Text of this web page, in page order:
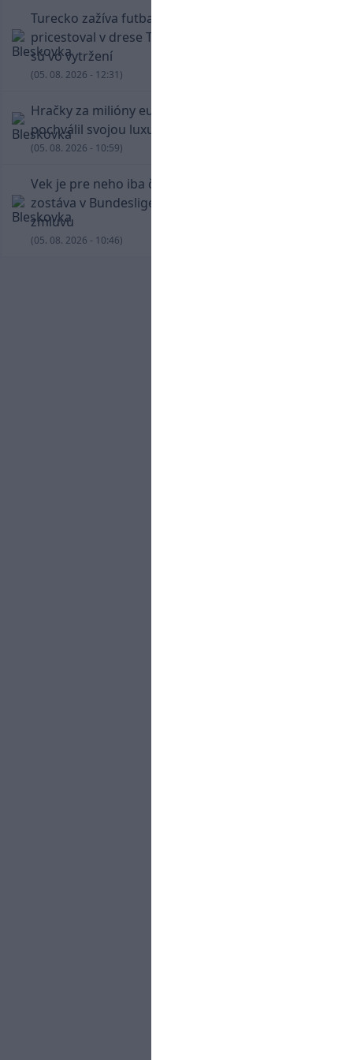
Turecko zažíva futbalové šialenstvo! Salah
pricestoval v drese Trabzonsporu, fanúšikovia
sú vo vytržení
(05. 08. 2026 - 12:31)
Hračky za milióny eur! Cristiano Ronaldo sa
pochválil svojou luxusnou zbierkou áut
(05. 08. 2026 - 10:59)
Vek je pre neho iba číslo! Štyridsaťročný Džeko
zostáva v Bundeslige, so Schalke predĺžil
zmluvu
(05. 08. 2026 - 10:46)